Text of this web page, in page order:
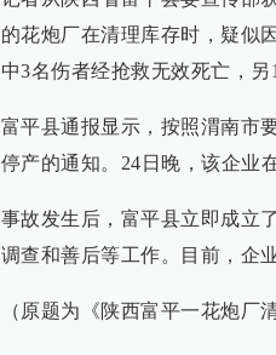
的花炮厂在清理库存时，疑似
中3名伤者经抢救无效死亡，
富平县通报显示，按照渭南市
停产的通知。24日晚，该企业
事故发生后，富平县立即成立
调查和善后等工作。目前，企
（原题为《陕西富平一花炮厂